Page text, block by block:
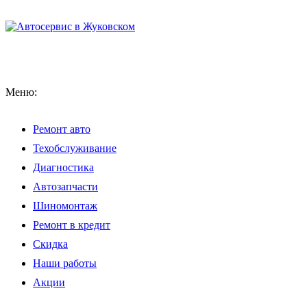
Меню:
Ремонт авто
Техобслуживание
Диагностика
Автозапчасти
Шиномонтаж
Ремонт в кредит
Скидка
Наши работы
Акции